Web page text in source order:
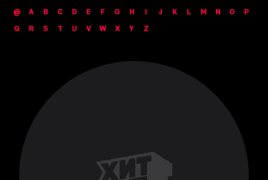
@
A B C D E F G H I J K L M N O
P
Q
R S T U V W X Y Z